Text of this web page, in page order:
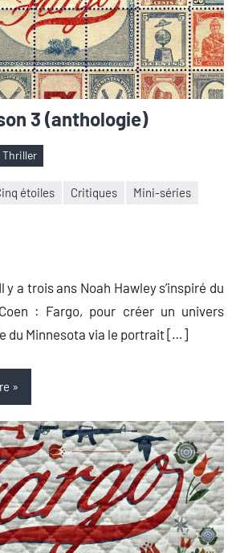
3 (anthologie)
Thriller
étoiles Critiques
Mini-séries
y a trois ans Noah Hawley s’inspiré du
: Fargo, pour créer un univers
du Minnesota via le portrait […]